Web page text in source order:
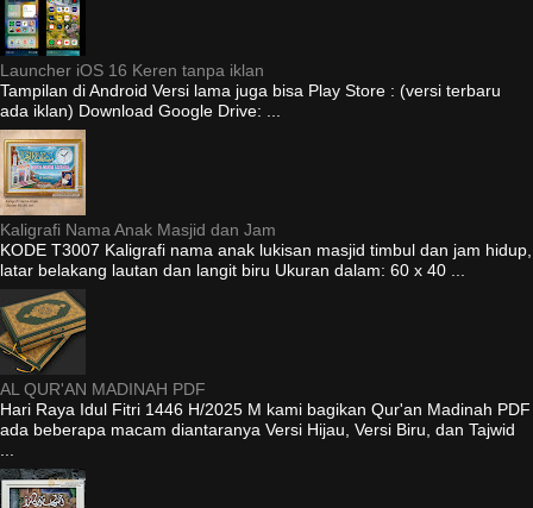
Launcher iOS 16 Keren tanpa iklan
Tampilan di Android Versi lama juga bisa Play Store : (versi terbaru
ada iklan) Download Google Drive: ...
Kaligrafi Nama Anak Masjid dan Jam
KODE T3007 Kaligrafi nama anak lukisan masjid timbul dan jam hidup,
latar belakang lautan dan langit biru Ukuran dalam: 60 x 40 ...
AL QUR'AN MADINAH PDF
Hari Raya Idul Fitri 1446 H/2025 M kami bagikan Qur'an Madinah PDF
ada beberapa macam diantaranya Versi Hijau, Versi Biru, dan Tajwid